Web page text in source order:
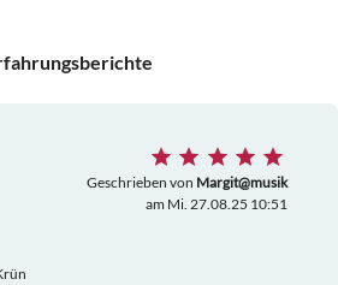
Geschrieben von Margit@musik
am Mi. 27.08.25 10:51